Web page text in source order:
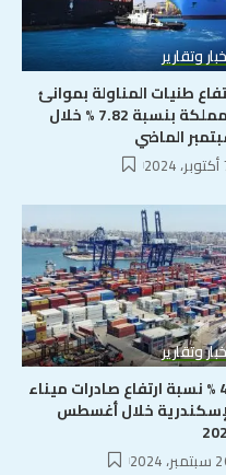
وتقارير
طنيات المناولة بموانئ
المملكة بنسبة 7.82 % خلال
الماضي
وتقارير
44 % نسبة ارتفاع صادرات ميناء
خلال أغسطس
2024